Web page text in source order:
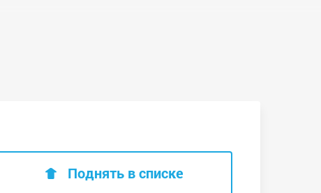
Поднять в списке